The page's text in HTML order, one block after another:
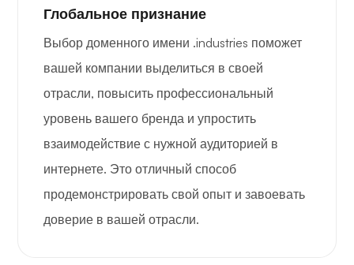
Глобальное признание
Выбор доменного имени .industries поможет
вашей компании выделиться в своей
отрасли, повысить профессиональный
уровень вашего бренда и упростить
взаимодействие с нужной аудиторией в
интернете. Это отличный способ
продемонстрировать свой опыт и завоевать
доверие в вашей отрасли.